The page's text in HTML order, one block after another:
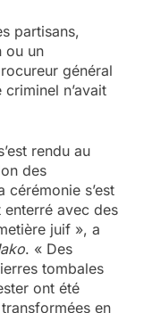
partisans,
ou un
général
n’avait
rendu au
des
cérémonie s’est
enterré avec des
juif », a
. « Des
tombales
ont été
en
la plus
le